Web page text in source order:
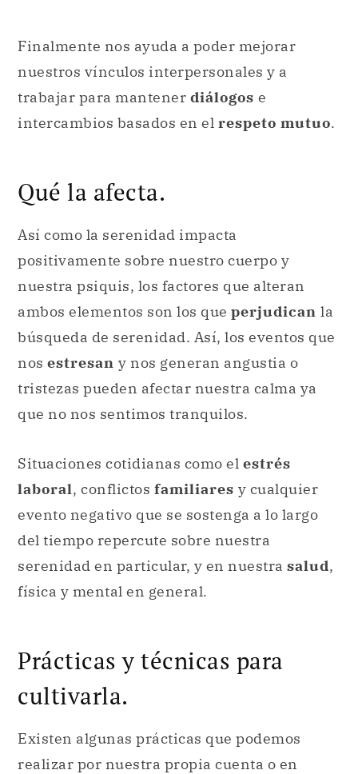
Finalmente nos ayuda a poder mejorar
nuestros vínculos interpersonales y a
trabajar para mantener diálogos e
intercambios basados en el respeto mutuo.
Qué la afecta.
Así como la serenidad impacta
positivamente sobre nuestro cuerpo y
nuestra psiquis, los factores que alteran
ambos elementos son los que perjudican la
búsqueda de serenidad. Así, los eventos que
nos estresan y nos generan angustia o
tristezas pueden afectar nuestra calma ya
que no nos sentimos tranquilos.
Situaciones cotidianas como el estrés
laboral, conflictos familiares y cualquier
evento negativo que se sostenga a lo largo
del tiempo repercute sobre nuestra
serenidad en particular, y en nuestra salud,
física y mental en general.
Prácticas y técnicas para
cultivarla.
Existen algunas prácticas que podemos
realizar por nuestra propia cuenta o en